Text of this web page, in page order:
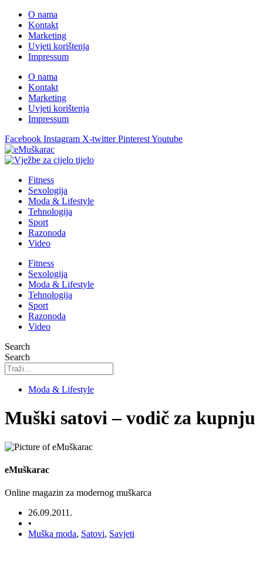
O nama
Kontakt
Marketing
Uvjeti korištenja
Impressum
O nama
Kontakt
Marketing
Uvjeti korištenja
Impressum
Facebook Instagram X-twitter PinterestYoutube
Fitness
Sexologija
Moda & Lifestyle
Tehnologija
Sport
Razonoda
Video
Fitness
Sexologija
Moda & Lifestyle
Tehnologija
Sport
Razonoda
Video
Search
Search
Moda & Lifestyle
Muški satovi – vodič za kupnju
eMuškarac
Online magazin za modernog muškarca
26.09.2011.
•
Muška moda, Satovi, Savjeti